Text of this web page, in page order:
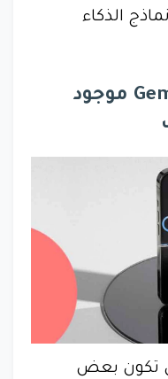
الذكاء
يجب أن يكون Gemini Nano موجود
تكون بعض